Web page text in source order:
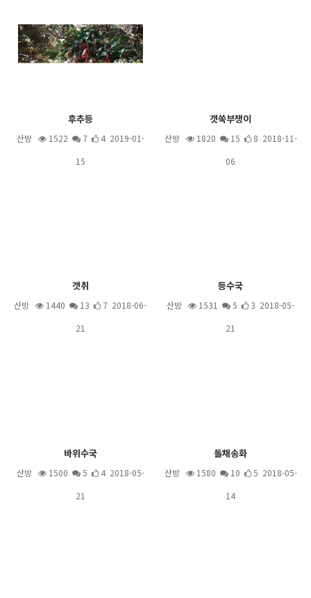
후추등
산방 1522 7
4 2019-01-
15
갯쑥부쟁이
산방 1820 15
8 2018-11-
06
갯취
산방 1440 13
7 2018-06-
21
등수국
산방 1531 5
3 2018-05-
21
바위수국
산방 1500 5
4 2018-05-
21
돌채송화
산방 1580 10
5 2018-05-
14